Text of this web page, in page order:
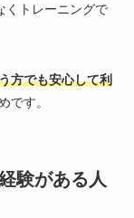
くトレーニングで
方でも安心して利
です。
験がある人